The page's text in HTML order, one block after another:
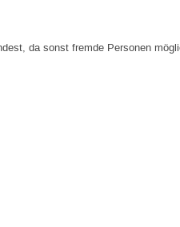
da sonst fremde Personen